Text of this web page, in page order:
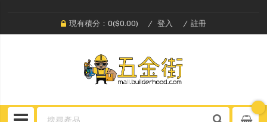
現有積分：0($0.00) 登入 註冊